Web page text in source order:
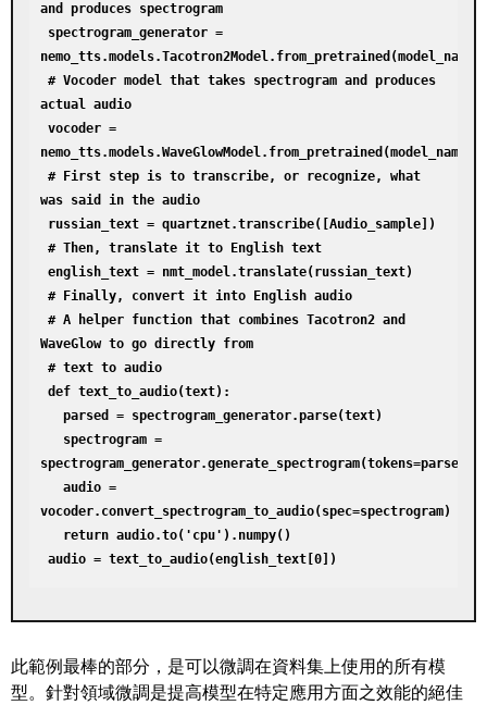
and produces spectrogram
actual audio
was said in the audio
WaveGlow to go directly from
spectrogram_generator.generate_spectrogram(tokens=parsed)
vocoder.convert_spectrogram_to_audio(spec=spectrogram)
audio = text_to_audio(english_text[0])
此範例最棒的部分，是可以微調在資料集上使用的所有模
型。針對領域微調是提高模型在特定應用方面之效能的絕佳